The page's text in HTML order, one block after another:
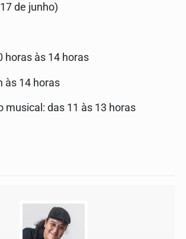
de junho)
horas às 14 horas
às 14 horas
musical: das 11 às 13 horas